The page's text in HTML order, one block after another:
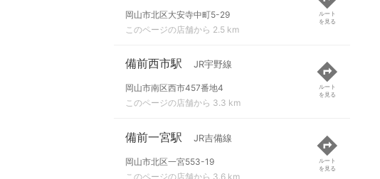
岡山市北区大安寺中町5-29
このページの店舗から 2.5 km
ルート
を見る
備前西市駅 JR宇野線
岡山市南区西市457番地4
このページの店舗から 3.3 km
ルート
を見る
備前一宮駅 JR吉備線
岡山市北区一宮553-19
このページの店舗から 3.6 km
ルート
を見る